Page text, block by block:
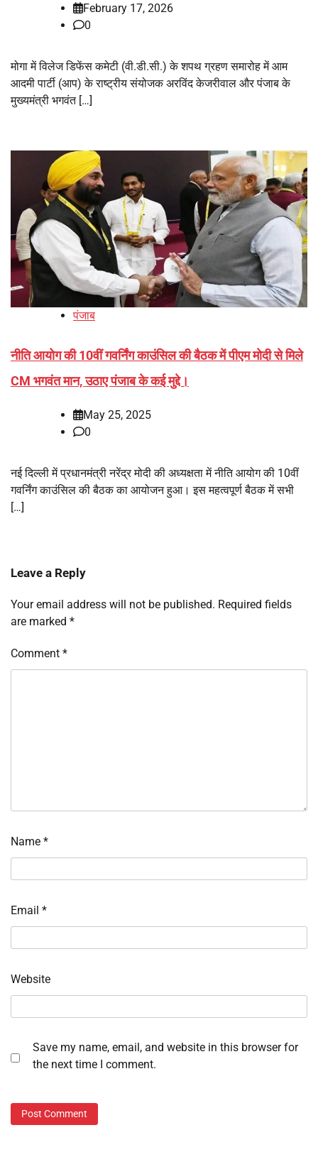
February 17, 2026
0
मोगा में विलेज डिफेंस कमेटी (वी.डी.सी.) के शपथ ग्रहण समारोह में आम
आदमी पार्टी (आप) के राष्ट्रीय संयोजक अरविंद केजरीवाल और पंजाब के
मुख्यमंत्री भगवंत […]
पंजाब
नीति आयोग की 10वीं गवर्निंग काउंसिल की बैठक में पीएम मोदी से मिले
CM भगवंत मान, उठाए पंजाब के कई मुद्दे।
May 25, 2025
0
नई दिल्ली में प्रधानमंत्री नरेंद्र मोदी की अध्यक्षता में नीति आयोग की 10वीं
गवर्निंग काउंसिल की बैठक का आयोजन हुआ। इस महत्वपूर्ण बैठक में सभी
[…]
Leave a Reply
Your email address will not be published. Required fields
are marked *
Comment *
Name *
Email *
Website
Save my name, email, and website in this browser for
the next time I comment.